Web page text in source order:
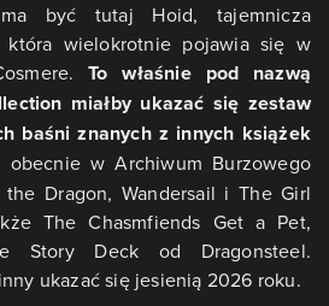
być tutaj Hoid, tajemnicza
która wielokrotnie pojawia się w
To właśnie pod nazwą
miałby ukazać się zestaw
baśni znanych z innych książek
w Archiwum Burzowego
Dragon, Wandersail i The Girl
The Chasmfiends Get a Pet,
Story Deck od Dragonsteel.
ukazać się jesienią 2026 roku.